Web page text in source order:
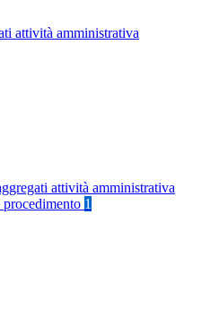
attività amministrativa
attività amministrativa
1